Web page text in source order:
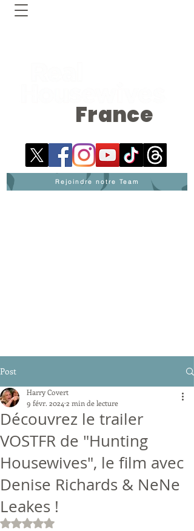
France
Rejoindre notre Team
Post
Découvrez le trailer
VOSTFR de "Hunting
Housewives", le film avec
Denise Richards & NeNe
Leakes !
Harry Covert
9 févr. 2024 2 min de lecture
Noté NaN étoiles sur 5.